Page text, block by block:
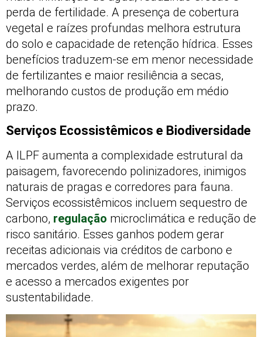
perda de fertilidade. A presença de cobertura
vegetal e raízes profundas melhora estrutura
do solo e capacidade de retenção hídrica. Esses
benefícios traduzem-se em menor necessidade
de fertilizantes e maior resiliência a secas,
melhorando custos de produção em médio
prazo.
Serviços Ecossistêmicos e Biodiversidade
A ILPF aumenta a complexidade estrutural da
paisagem, favorecendo polinizadores, inimigos
naturais de pragas e corredores para fauna.
Serviços ecossistêmicos incluem sequestro de
carbono, regulação microclimática e redução de
risco sanitário. Esses ganhos podem gerar
receitas adicionais via créditos de carbono e
mercados verdes, além de melhorar reputação
e acesso a mercados exigentes por
sustentabilidade.